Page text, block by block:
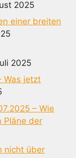
2025
einer breiten
2025
Was jetzt
– Wie
Pläne der
nicht über